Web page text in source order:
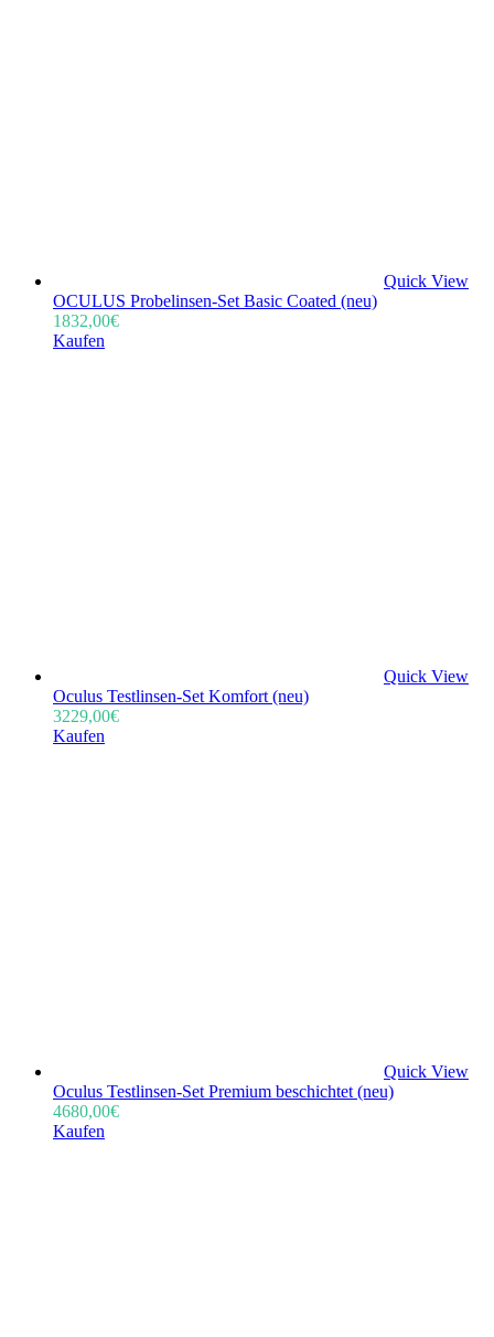
Quick View
OCULUS Probelinsen-Set Basic Coated (neu)
1832,00€
Kaufen
Quick View
Oculus Testlinsen-Set Komfort (neu)
3229,00€
Kaufen
Quick View
Oculus Testlinsen-Set Premium beschichtet (neu)
4680,00€
Kaufen